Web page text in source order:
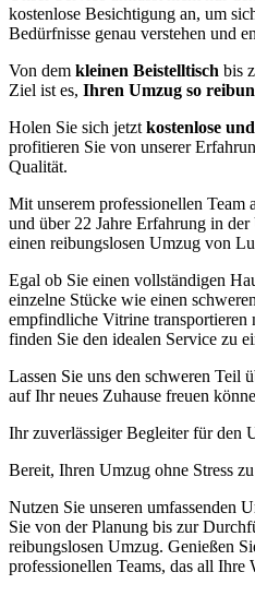
kostenlose Besichtigung an, um
Bedürfnisse genau verstehen und
Von dem kleinen Beistelltisch bis
Ziel ist es, Ihren Umzug so
Holen Sie sich jetzt kostenlose
profitieren Sie von unserer
Qualität.
Mit unserem professionellen Team
und über 22 Jahre Erfahrung in
einen reibungslosen Umzug von
Egal ob Sie einen vollständigen
einzelne Stücke wie einen
empfindliche Vitrine transportieren
finden Sie den idealen Service zu
Lassen Sie uns den schweren Teil
auf Ihr neues Zuhause freuen
Ihr zuverlässiger Begleiter für den
Bereit, Ihren Umzug ohne Stress
Nutzen Sie unseren umfassenden
Sie von der Planung bis zur
reibungslosen Umzug. Genießen
professionellen Teams, das all Ihre